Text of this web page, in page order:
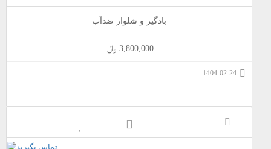
بادگیر و شلوار ضدآب
3,800,000 ﷼
1404-02-24